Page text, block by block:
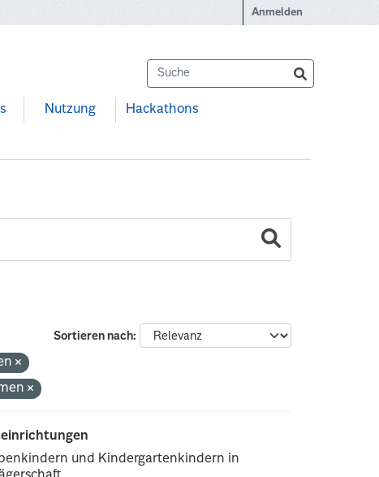
Anmelden
Nutzung Hackathons
Sortieren nach
und Kindergartenkindern in